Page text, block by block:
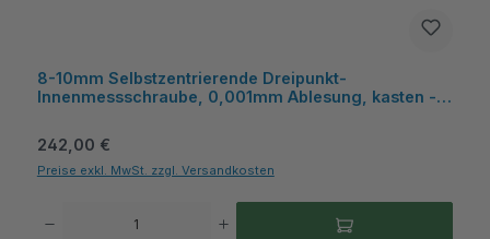
8-10mm Selbstzentrierende Dreipunkt-
Innenmessschraube, 0,001mm Ablesung, kasten -
Regulärer Preis:
242,00 €
Preise exkl. MwSt. zzgl. Versandkosten